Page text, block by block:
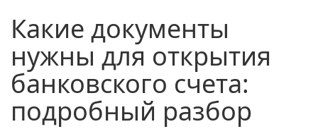
Какие документы
нужны для открытия
банковского счета:
подробный разбор